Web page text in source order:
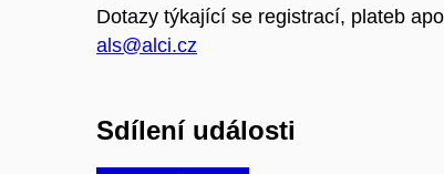
Dotazy týkající se registrací, plateb
als@alci.cz
Sdílení události